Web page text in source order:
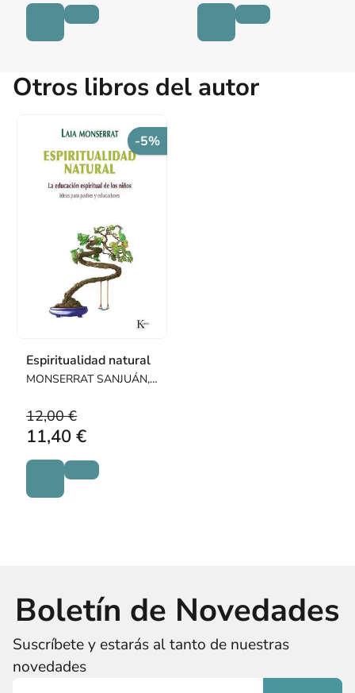
Otros libros del autor
-5%
Espiritualidad natural
MONSERRAT SANJUÁN,
12,00 €
11,40 €
Boletín de Novedades
Suscríbete y estarás al tanto de nuestras
novedades